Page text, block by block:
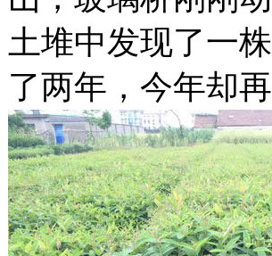
土堆中发现了一
了两年，今年却